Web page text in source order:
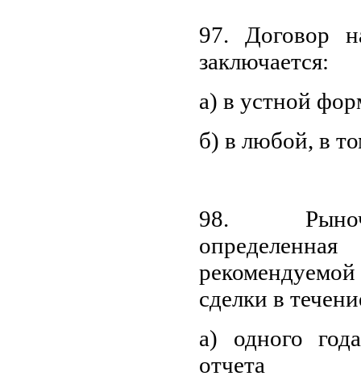
97. Договор
заключается:
а) в устной
б) в любой, в
98.
сделки в
а) одного
отчета